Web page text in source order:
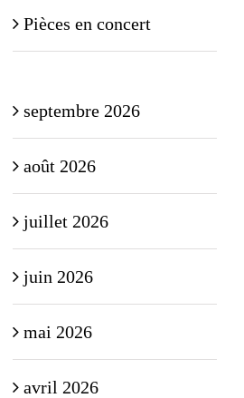
Pièces en concert
septembre 2026
août 2026
juillet 2026
juin 2026
mai 2026
avril 2026